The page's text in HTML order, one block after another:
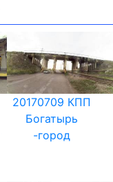
20170709 КПП
Богатырь
-город